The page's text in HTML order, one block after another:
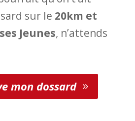
sur le 20km et
Jeunes, n’attends
mon dossard